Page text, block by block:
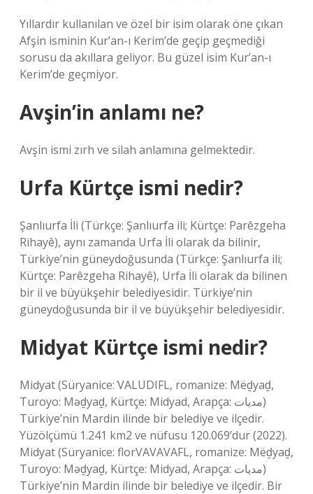
Yıllardır kullanılan ve özel bir isim olarak öne çıkan
Afşin isminin Kur’an-ı Kerim’de geçip geçmediği
sorusu da akıllara geliyor. Bu güzel isim Kur’an-ı
Kerim’de geçmiyor.
Avşin’in anlamı ne?
Avşin ismi zırh ve silah anlamına gelmektedir.
Urfa Kürtçe ismi nedir?
Şanlıurfa İli (Türkçe: Şanlıurfa ili; Kürtçe: Parêzgeha
Rihayê), aynı zamanda Urfa İli olarak da bilinir,
Türkiye’nin güneydoğusunda (Türkçe: Şanlıurfa ili;
Kürtçe: Parêzgeha Rihayê), Urfa İli olarak da bilinen
bir il ve büyükşehir belediyesidir. Türkiye’nin
güneydoğusunda bir il ve büyükşehir belediyesidir.
Midyat Kürtçe ismi nedir?
Midyat (Süryanice: ͑VALUDIFL, romanize: Mëḏyaḏ,
Turoyo: Məḏyaḏ, Kürtçe: Midyad, Arapça: مديات‎)
Türkiye’nin Mardin ilinde bir belediye ve ilçedir.
Yüzölçümü 1.241 km2 ve nüfusu 120.069’dur (2022).
Midyat (Süryanice: florVAVAVAFL, romanize: Mëḏyaḏ,
Turoyo: Məḏyaḏ, Kürtçe: Midyad, Arapça: مديات‎)
Türkiye’nin Mardin ilinde bir belediye ve ilçedir. Bir